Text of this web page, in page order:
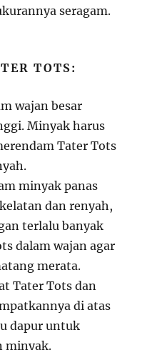
seragam.
TOTS:
wajan besar
Minyak harus
Tater Tots
minyak panas
dan renyah,
terlalu banyak
dalam wajan agar
merata.
Tater Tots dan
di atas
dapur untuk
minyak.